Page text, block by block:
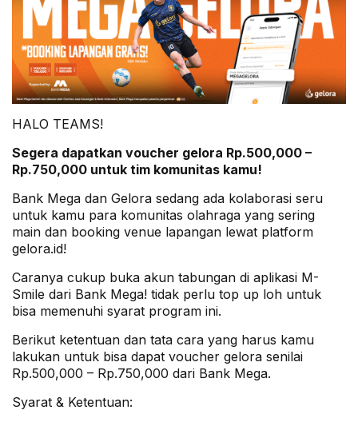
HALO TEAMS!
Segera dapatkan voucher gelora Rp.500,000 –
Rp.750,000 untuk tim komunitas kamu!
Bank Mega dan Gelora sedang ada kolaborasi seru
untuk kamu para komunitas olahraga yang sering
main dan booking venue lapangan lewat platform
gelora.id!
Caranya cukup buka akun tabungan di aplikasi M-
Smile dari Bank Mega! tidak perlu top up loh untuk
bisa memenuhi syarat program ini.
Berikut ketentuan dan tata cara yang harus kamu
lakukan untuk bisa dapat voucher gelora senilai
Rp.500,000 – Rp.750,000 dari Bank Mega.
Syarat & Ketentuan: